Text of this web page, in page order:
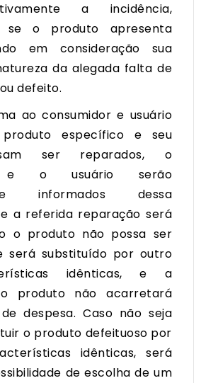
a incidência,
se o produto apresenta
em consideração sua
da alegada falta de
defeito.
ao consumidor e usuário
específico e seu
ser reparados, o
e o usuário serão
informados dessa
a referida reparação será
o produto não possa ser
será substituído por outro
idênticas, e a
produto não acarretará
despesa. Caso não seja
o produto defeituoso por
idênticas, será
de escolha de um